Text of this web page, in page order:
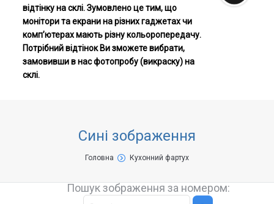
відтінку на склі. Зумовлено це тим, що
монітори та екрани на різних гаджетах чи
комп’ютерах мають різну кольоропередачу.
Потрібний відтінок Ви зможете вибрати,
замовивши в нас фотопробу (викраску) на
склі.
Пошук зображення за номером:
Сині зображення
Головна Кухонний фартух